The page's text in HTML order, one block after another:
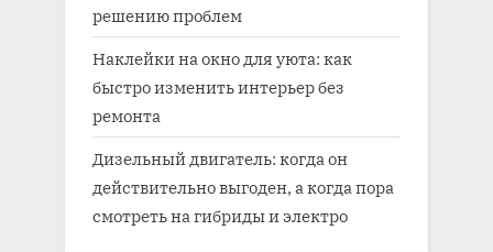
решению проблем
Наклейки на окно для уюта: как
быстро изменить интерьер без
ремонта
Дизельный двигатель: когда он
действительно выгоден, а когда пора
смотреть на гибриды и электро